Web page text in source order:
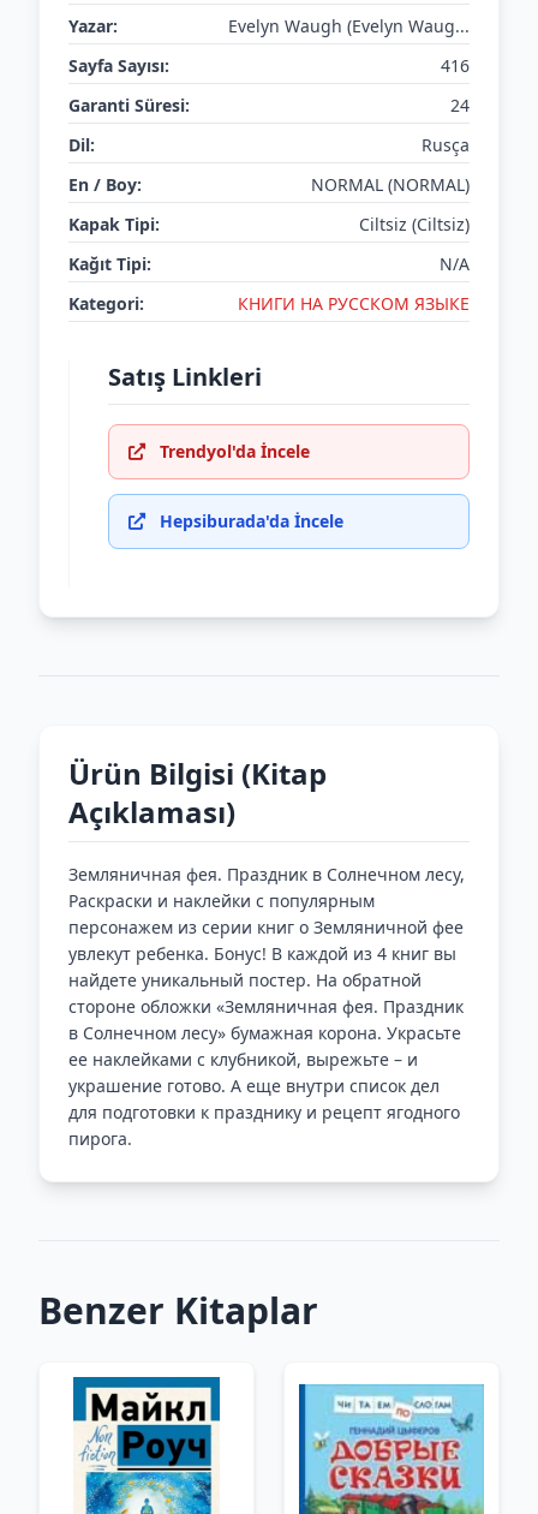
Yazar:
Evelyn Waugh (Evelyn Waug...
Sayfa Sayısı:
416
Garanti Süresi:
24
Dil:
Rusça
En / Boy:
NORMAL (NORMAL)
Kapak Tipi:
Ciltsiz (Ciltsiz)
Kağıt Tipi:
N/A
Kategori:
КНИГИ НА РУССКОМ ЯЗЫКЕ
Satış Linkleri
Trendyol'da İncele
Hepsiburada'da İncele
Ürün Bilgisi (Kitap
Açıklaması)
Земляничная фея. Праздник в Солнечном лесу,
Раскраски и наклейки с популярным
персонажем из серии книг о Земляничной фее
увлекут ребенка. Бонус! В каждой из 4 книг вы
найдете уникальный постер. На обратной
стороне обложки «Земляничная фея. Праздник
в Солнечном лесу» бумажная корона. Украсьте
ее наклейками с клубникой, вырежьте – и
украшение готово. А еще внутри список дел
для подготовки к празднику и рецепт ягодного
пирога.
Benzer Kitaplar